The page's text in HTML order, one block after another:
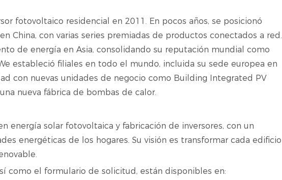
fotovoltaico residencial en 2011. En pocos años, se posicionó
China, con varias series premiadas de productos conectados a red.
de energía en Asia, consolidando su reputación mundial como
estableció filiales en todo el mundo, incluida su sede europea en
con nuevas unidades de negocio como Building Integrated PV
nueva fábrica de bombas de calor.
energía solar fotovoltaica y fabricación de inversores, con un
energéticas de los hogares. Su visión es transformar cada edificio
como el formulario de solicitud, están disponibles en: